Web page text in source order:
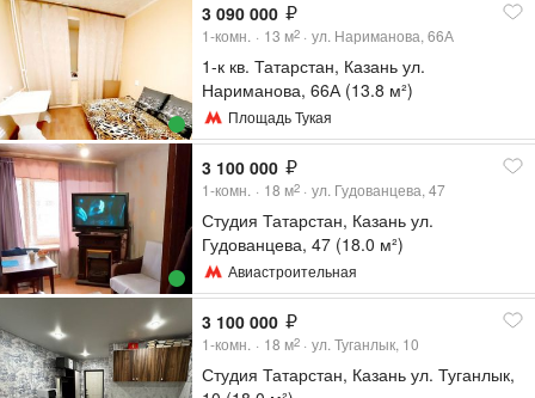
3 090 000
1-комн. 13 м2 ул. Нариманова, 66А
1-к кв. Татарстан, Казань ул.
Нариманова, 66А (13.8 м²)
Площадь Тукая
3 100 000
1-комн. 18 м2 ул. Гудованцева, 47
Студия Татарстан, Казань ул.
Гудованцева, 47 (18.0 м²)
Авиастроительная
3 100 000
1-комн. 18 м2 ул. Туганлык, 10
Студия Татарстан, Казань ул. Туганлык,